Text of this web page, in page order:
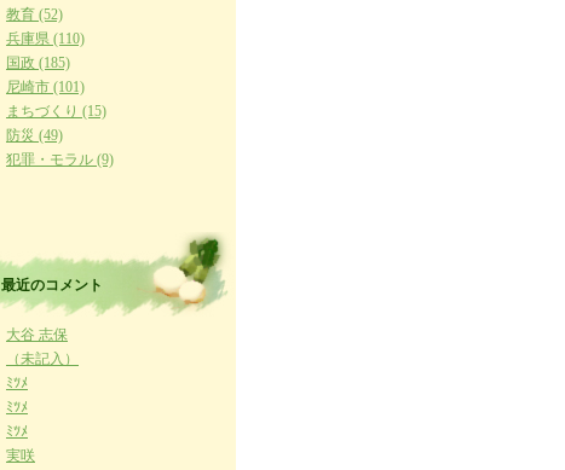
教育 (52)
兵庫県 (110)
国政 (185)
尼崎市 (101)
まちづくり (15)
防災 (49)
犯罪・モラル (9)
最近のコメント
大谷 志保
（未記入）
ﾐﾂﾒ
ﾐﾂﾒ
ﾐﾂﾒ
実咲